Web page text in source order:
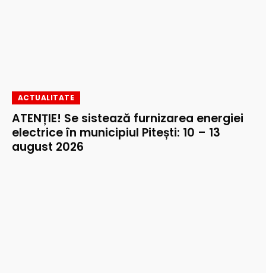
ACTUALITATE
ATENȚIE! Se sistează furnizarea energiei
electrice în municipiul Pitești: 10 – 13
august 2026